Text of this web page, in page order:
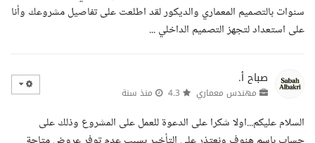
سنوات بالتصميم المعماري والديكور لقد اطلعت على تفاصيل مشروعك وأنا
على استعداد لتجهز التصميم الداخلي ...
صباح أ.
مهندس معماري منذ سنة
السلام عليكم...اولا شكرا على الدعوة للعمل على المشروع وذلك على